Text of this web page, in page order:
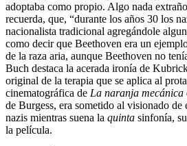
adoptaba como propio. Algo nada
recuerda, que, “durante los años 30 los
nacionalista tradicional agregándole
como decir que Beethoven era un
de la raza aria, aunque Beethoven no
Buch destaca la acerada ironía de
original de la terapia que se aplica al
cinematográfica de La naranja mecánica
de Burgess, era sometido al visionado de
nazis mientras suena la quinta sinfonía,
la película.